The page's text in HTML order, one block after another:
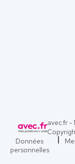
avec.fr -
Données
personnelles